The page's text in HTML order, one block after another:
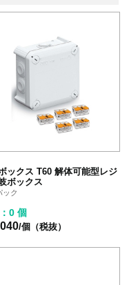
ックス T60 解体可能型レジ
ボックス
ック
0 個
/個（税抜）